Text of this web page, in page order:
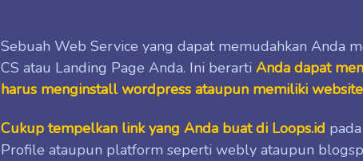
Sebuah Web Service yang dapat memudahkan Anda
CS atau Landing Page Anda. Ini berarti Anda dapat
harus menginstall wordpress ataupun memiliki
Cukup tempelkan link yang Anda buat di Loops.id
Profile ataupun platform seperti webly ataupun